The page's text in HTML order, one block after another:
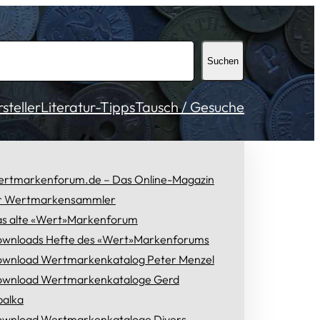
Suchen
Literatur-TippsTausch / Gesuche
– Das Online-Magazin
Wertmarkensammler
alte «Wert»Markenforum
Hefte des «Wert»Markenforums
Wertmarkenkatalog Peter Menzel
Wertmarkenkataloge Gerd